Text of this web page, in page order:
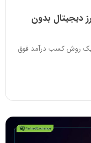
دیجیتال بدون
یک روش کسب درآمد فوق